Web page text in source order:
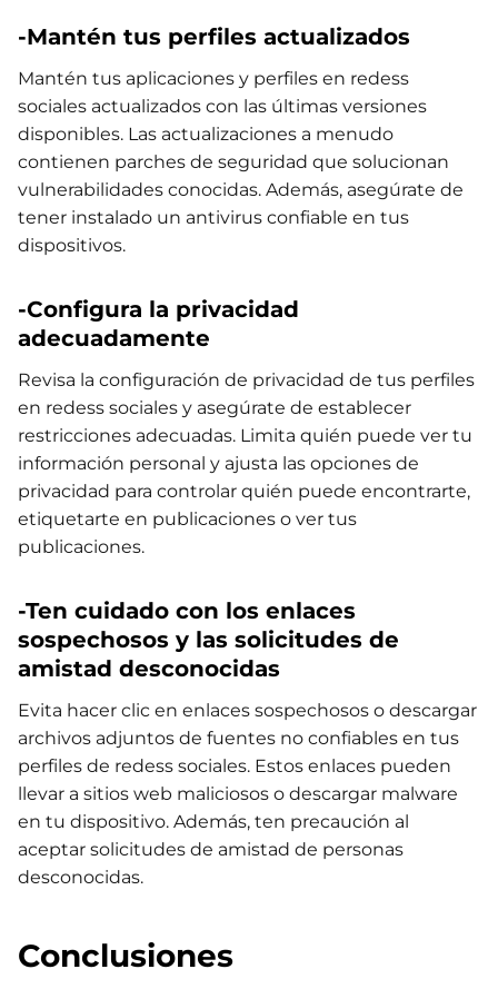
-Mantén tus perfiles actualizados
Mantén tus aplicaciones y perfiles en redess
sociales actualizados con las últimas versiones
disponibles. Las actualizaciones a menudo
contienen parches de seguridad que solucionan
vulnerabilidades conocidas. Además, asegúrate de
tener instalado un antivirus confiable en tus
dispositivos.
-Configura la privacidad
adecuadamente
Revisa la configuración de privacidad de tus perfiles
en redess sociales y asegúrate de establecer
restricciones adecuadas. Limita quién puede ver tu
información personal y ajusta las opciones de
privacidad para controlar quién puede encontrarte,
etiquetarte en publicaciones o ver tus
publicaciones.
-Ten cuidado con los enlaces
sospechosos y las solicitudes de
amistad desconocidas
Evita hacer clic en enlaces sospechosos o descargar
archivos adjuntos de fuentes no confiables en tus
perfiles de redess sociales. Estos enlaces pueden
llevar a sitios web maliciosos o descargar malware
en tu dispositivo. Además, ten precaución al
aceptar solicitudes de amistad de personas
desconocidas.
Conclusiones